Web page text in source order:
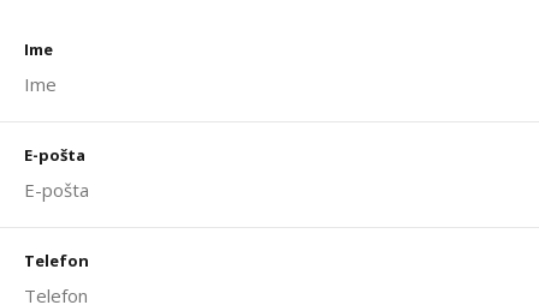
Ime
E-pošta
Telefon